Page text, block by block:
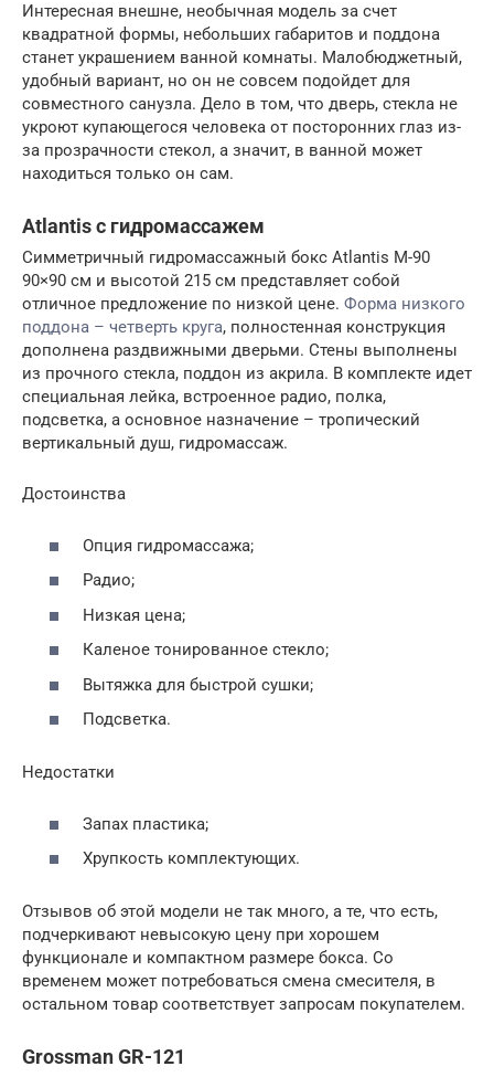
Интересная внешне, необычная модель за счет
квадратной формы, небольших габаритов и поддона
станет украшением ванной комнаты. Малобюджетный,
удобный вариант, но он не совсем подойдет для
совместного санузла. Дело в том, что дверь, стекла не
укроют купающегося человека от посторонних глаз из-
за прозрачности стекол, а значит, в ванной может
находиться только он сам.
Atlantis с гидромассажем
Симметричный гидромассажный бокс Atlantis M-90
90×90 см и высотой 215 см представляет собой
отличное предложение по низкой цене. Форма низкого
поддона – четверть круга, полностенная конструкция
дополнена раздвижными дверьми. Стены выполнены
из прочного стекла, поддон из акрила. В комплекте идет
специальная лейка, встроенное радио, полка,
подсветка, а основное назначение – тропический
вертикальный душ, гидромассаж.
Достоинства
Опция гидромассажа;
Радио;
Низкая цена;
Каленое тонированное стекло;
Вытяжка для быстрой сушки;
Подсветка.
Недостатки
Запах пластика;
Хрупкость комплектующих.
Отзывов об этой модели не так много, а те, что есть,
подчеркивают невысокую цену при хорошем
функционале и компактном размере бокса. Со
временем может потребоваться смена смесителя, в
остальном товар соответствует запросам покупателем.
Grossman GR-121